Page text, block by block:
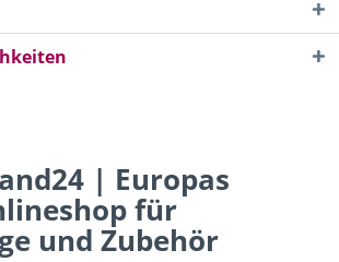
| Europas
für
und Zubehör